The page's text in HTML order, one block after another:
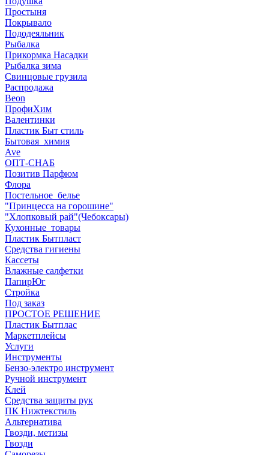
Простыня
Покрывало
Пододеяльник
Рыбалка
Прикормка Насадки
Рыбалка зима
Свинцовые грузила
Распродажа
Beon
ПрофиХим
Валентинки
Пластик Быт стиль
Бытовая_химия
Ave
ОПТ-СНАБ
Позитив Парфюм
Флора
Постельное_белье
"Принцесса на горошине"
"Хлопковый рай"(Чебоксары)
Кухонные_товары
Пластик Бытпласт
Средства гигиены
Кассеты
Влажные салфетки
ПапирЮг
Стройка
Под заказ
ПРОСТОЕ РЕШЕНИЕ
Пластик Бытплас
Маркетплейсы
Услуги
Инструменты
Бензо-электро инструмент
Ручной инструмент
Клей
Средства защиты рук
ПК Нижтекстиль
Альтернатива
Гвозди, метизы
Гвозди